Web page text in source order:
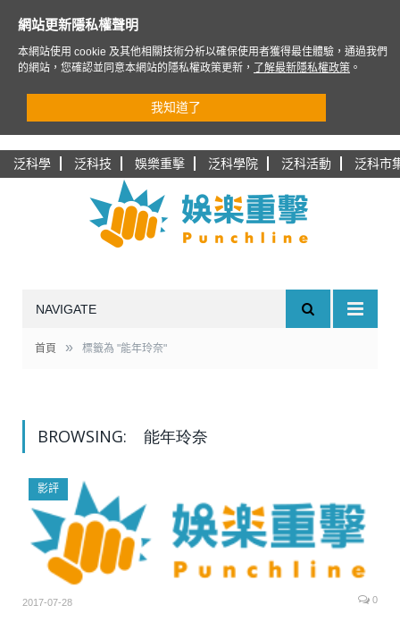
泛科學 泛科技 娛樂重擊 泛科學院 泛科活動 泛科市
NAVIGATE
首頁 » 標籤為 "能年玲奈"
BROWSING: 能年玲奈
影評
2017-07-28 0
網站更新隱私權聲明
本網站使用 cookie 及其他相關技術分析以確保使用者獲得最佳體驗，通過我們
的網站，您確認並同意本網站的隱私權政策更新，
了解最新隱私權政策 。
我知道了